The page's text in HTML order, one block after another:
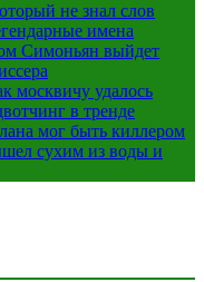
не знал слов
имена
Симоньян выйдет
москвичу удалось
в тренде
мог быть киллером
сухим из воды и